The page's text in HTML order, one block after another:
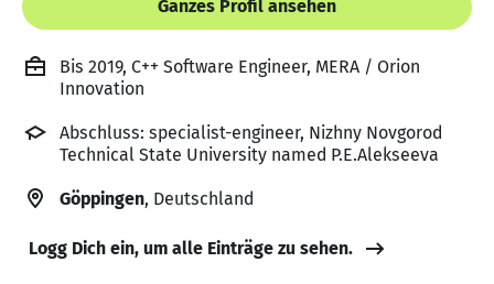
Ganzes Profil ansehen
Bis 2019, C++ Software Engineer, MERA / Orion
Innovation
Abschluss: specialist-engineer, Nizhny Novgorod
Technical State University named P.E.Alekseeva
Göppingen, Deutschland
Logg Dich ein, um alle Einträge zu sehen.